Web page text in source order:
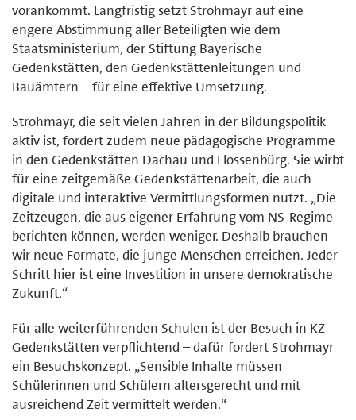
vorankommt. Langfristig setzt Strohmayr auf eine
engere Abstimmung aller Beteiligten wie dem
Staatsministerium, der Stiftung Bayerische
Gedenkstätten, den Gedenkstättenleitungen und
Bauämtern – für eine effektive Umsetzung.
Strohmayr, die seit vielen Jahren in der Bildungspolitik
aktiv ist, fordert zudem neue pädagogische Programme
in den Gedenkstätten Dachau und Flossenbürg. Sie wirbt
für eine zeitgemäße Gedenkstättenarbeit, die auch
digitale und interaktive Vermittlungsformen nutzt. „Die
Zeitzeugen, die aus eigener Erfahrung vom NS-Regime
berichten können, werden weniger. Deshalb brauchen
wir neue Formate, die junge Menschen erreichen. Jeder
Schritt hier ist eine Investition in unsere demokratische
Zukunft.“
Für alle weiterführenden Schulen ist der Besuch in KZ-
Gedenkstätten verpflichtend – dafür fordert Strohmayr
ein Besuchskonzept. „Sensible Inhalte müssen
Schülerinnen und Schülern altersgerecht und mit
ausreichend Zeit vermittelt werden.“